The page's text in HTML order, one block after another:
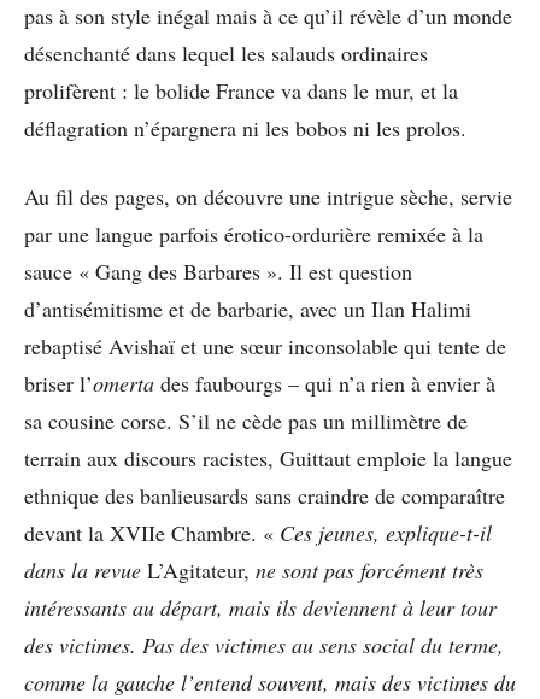
pas à son style inégal mais à ce qu’il révèle d’un monde
désenchanté dans lequel les salauds ordinaires
prolifèrent : le bolide France va dans le mur, et la
déflagration n’épargnera ni les bobos ni les prolos.
Au fil des pages, on découvre une intrigue sèche, servie
par une langue parfois érotico-ordurière remixée à la
sauce « Gang des Barbares ». Il est question
d’antisémitisme et de barbarie, avec un Ilan Halimi
rebaptisé Avishaï et une sœur inconsolable qui tente de
briser l’omerta des faubourgs – qui n’a rien à envier à
sa cousine corse. S’il ne cède pas un millimètre de
terrain aux discours racistes, Guittaut emploie la langue
ethnique des banlieusards sans craindre de comparaître
devant la XVIIe Chambre. « Ces jeunes, explique-t-il
dans la revue L’Agitateur, ne sont pas forcément très
intéressants au départ, mais ils deviennent à leur tour
des victimes. Pas des victimes au sens social du terme,
comme la gauche l’entend souvent, mais des victimes du